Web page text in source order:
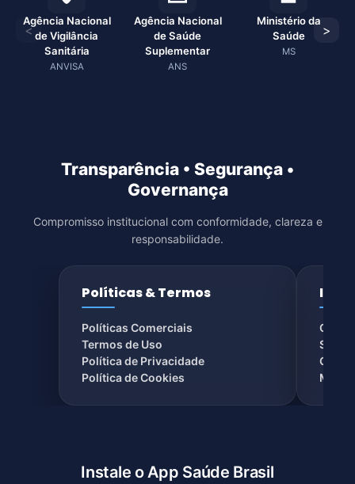
<
Agência Nacional
de Vigilância
Sanitária
ANVISA
Agência Nacional
de Saúde
Suplementar
ANS
Ministério da
Saúde
MS
>
Transparência • Segurança •
Governança
Compromisso institucional com conformidade, clareza e
responsabilidade.
Políticas & Termos
Políticas Comerciais
Termos de Uso
Política de Privacidade
Política de Cookies
Sobre
Chat
Instale o App Saúde Brasil